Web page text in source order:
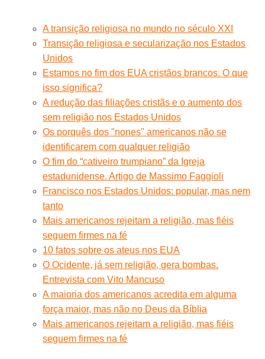
A transição religiosa no mundo no século XXI
Transição religiosa e secularização nos Estados
Unidos
Estamos no fim dos EUA cristãos brancos. O que
isso significa?
A redução das filiações cristãs e o aumento dos
sem religião nos Estados Unidos
Os porquês dos "nones" americanos não se
identificarem com qualquer religião
O fim do “cativeiro trumpiano” da Igreja
estadunidense. Artigo de Massimo Faggioli
Francisco nos Estados Unidos: popular, mas nem
tanto
Mais americanos rejeitam a religião, mas fiéis
seguem firmes na fé
10 fatos sobre os ateus nos EUA
O Ocidente, já sem religião, gera bombas.
Entrevista com Vito Mancuso
A maioria dos americanos acredita em alguma
força maior, mas não no Deus da Bíblia
Mais americanos rejeitam a religião, mas fiéis
seguem firmes na fé